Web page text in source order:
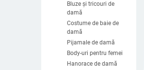
Bluze și tricouri de
damă
Costume de baie de
damă
Pijamale de damă
Body-uri pentru femei
Hanorace de damă